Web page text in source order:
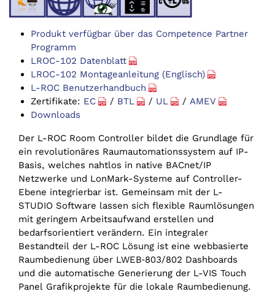
Produkt verfügbar über das Competence Partner
Programm
LROC-102 Datenblatt
LROC-102 Montageanleitung (Englisch)
L-ROC Benutzerhandbuch
Zertifikate: EC / BTL / UL / AMEV
Downloads
Der L-ROC Room Controller bildet die Grundlage für
ein revolutionäres Raumautomationssystem auf IP-
Basis, welches nahtlos in native BACnet/IP
Netzwerke und LonMark-Systeme auf Controller-
Ebene integrierbar ist. Gemeinsam mit der L-
STUDIO Software lassen sich flexible Raumlösungen
mit geringem Arbeitsaufwand erstellen und
bedarfsorientiert verändern. Ein integraler
Bestandteil der L-ROC Lösung ist eine webbasierte
Raumbedienung über LWEB‑803/802 Dashboards
und die automatische Generierung der L-VIS Touch
Panel Grafikprojekte für die lokale Raumbedienung.